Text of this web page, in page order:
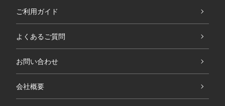
ご利用ガイド
よくあるご質問
お問い合わせ
会社概要